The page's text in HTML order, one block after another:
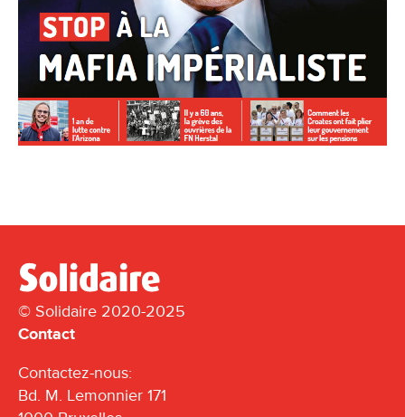
© Solidaire 2020-2025
Contact
Contactez-nous:
Bd. M. Lemonnier 171